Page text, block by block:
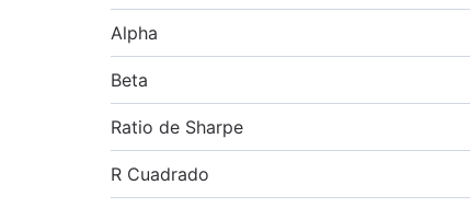
Alpha
Beta
Ratio de Sharpe
R Cuadrado